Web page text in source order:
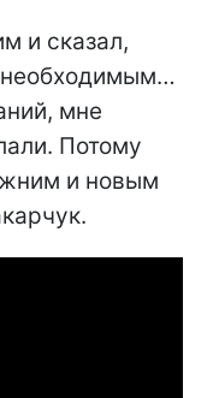
и сказал,
необходимым…
мне
Потому
и новым